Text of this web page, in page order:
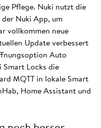
Pflege. Nuki nutzt die
Nuki App, um
vollkommen neue
Update verbessert
Auto
Smart Locks die
MQTT in lokale Smart
Home Assistant und